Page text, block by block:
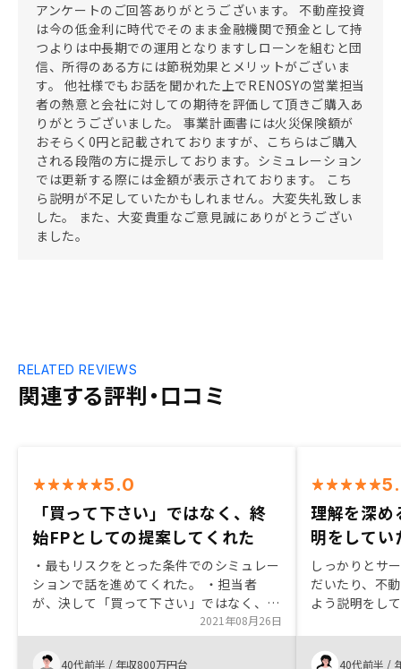
アンケートのご回答ありがとうございます。 不動産投資
は今の低金利に時代でそのまま金融機関で預金として持
つよりは中長期での運用となりますしローンを組むと団
信、所得のある方には節税効果とメリットがございま
す。 他社様でもお話を聞かれた上でRENOSYの営業担当
者の熱意と会社に対しての期待を評価して頂きご購入あ
りがとうございました。 事業計画書には火災保険額が
おそらく0円と記載されておりますが、こちらはご購入
される段階の方に提示しております。シミュレーション
では更新する際には金額が表示されております。 こち
ら説明が不足していたかもしれません。大変失礼致しま
した。 また、大変貴重なご意見誠にありがとうござい
ました。
関連する評判・口コミ
RELATED REVIEWS
5.0
「買って下さい」ではなく、終
始FPとしての提案してくれた
・最もリスクをとった条件でのシミュレー
ションで話を進めてくれた。 ・担当者
が、決して「買って下さい」ではなく、終
始、ファイナンシャルプランナーとしての
提案という感じだった。 ・自分の状況を
ベースにした税金の仕組みがとても勉強に
2021年08月26日
40代前半 / 年収800万円台
理解を深め
明をしてい
しっかりとサ
だいたり、不
よう説明をし
になる点（空
りと会社の対
40代前半 /